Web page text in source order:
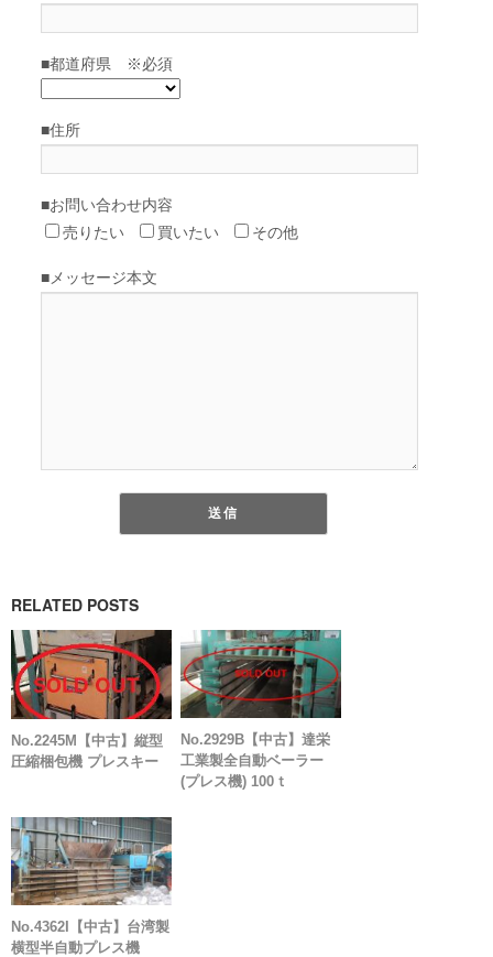
RELATED POSTS
No.2245M【中古】縦型
圧縮梱包機 プレスキー
No.2929B【中古】達栄
工業製全自動ベーラー
(プレス機) 100ｔ
No.4362I【中古】台湾製
横型半自動プレス機